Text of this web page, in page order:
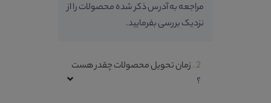
مراجعه به آدرس ذکر شده محصولات را از
نزدیک بررسی بفرمایید.
2 . زمان تحویل محصولات چقدر هست
؟